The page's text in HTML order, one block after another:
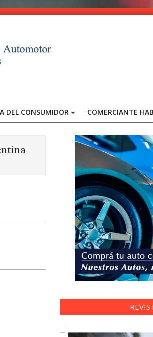
DEL CONSUMIDOR COMERCIANTE